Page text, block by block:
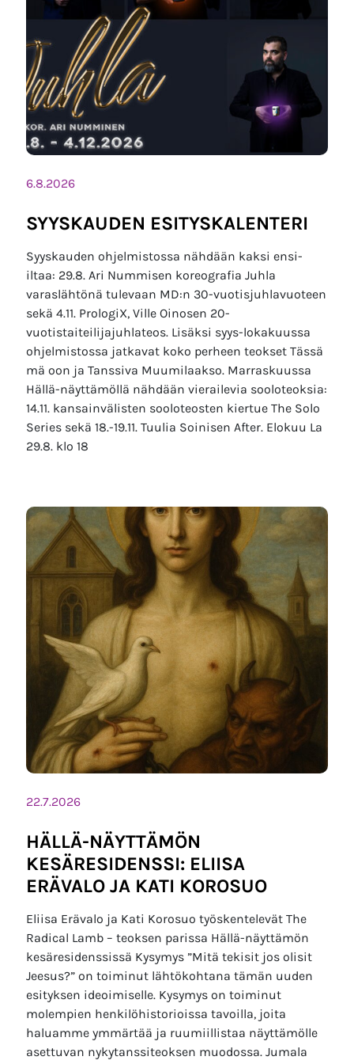
6.8.2026
SYYSKAUDEN ESITYSKALENTERI
Syyskauden ohjelmistossa nähdään kaksi ensi-
iltaa: 29.8. Ari Nummisen koreografia Juhla
varaslähtönä tulevaan MD:n 30-vuotisjuhlavuoteen
sekä 4.11. PrologiX, Ville Oinosen 20-
vuotistaiteilijajuhlateos. Lisäksi syys-lokakuussa
ohjelmistossa jatkavat koko perheen teokset Tässä
mä oon ja Tanssiva Muumilaakso. Marraskuussa
Hällä-näyttämöllä nähdään vierailevia sooloteoksia:
14.11. kansainvälisten sooloteosten kiertue The Solo
Series sekä 18.-19.11. Tuulia Soinisen After. Elokuu La
29.8. klo 18
22.7.2026
HÄLLÄ-NÄYTTÄMÖN
KESÄRESIDENSSI: ELIISA
ERÄVALO JA KATI KOROSUO
Eliisa Erävalo ja Kati Korosuo työskentelevät The
Radical Lamb – teoksen parissa Hällä-näyttämön
kesäresidenssissä Kysymys ”Mitä tekisit jos olisit
Jeesus?” on toiminut lähtökohtana tämän uuden
esityksen ideoimiselle. Kysymys on toiminut
molempien henkilöhistorioissa tavoilla, joita
haluamme ymmärtää ja ruumiillistaa näyttämölle
asettuvan nykytanssiteoksen muodossa. Jumala